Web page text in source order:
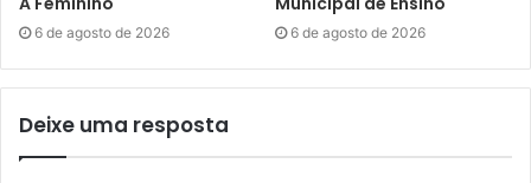
Londrina, por meio do Programa Municipal de Incentivo à
6 de agosto de 2026 6 de agosto de 2026
Deixe uma resposta